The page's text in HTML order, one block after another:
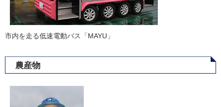
市内を走る低速電動バス「MAYU」
農産物